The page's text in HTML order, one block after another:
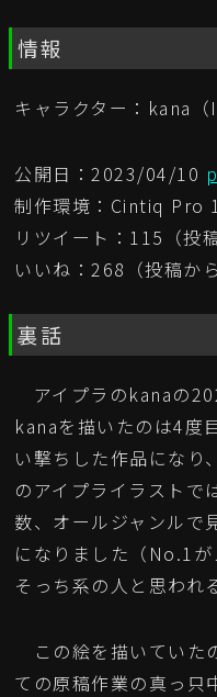
情報
キャラクター：kana（
公開日：2023/04/10
制作環境：Cintiq Pro
リツイート：115（投
いいね：268（投稿か
裏話
アイプラのkanaの
kanaを描いたのは4度
い撃ちした作品にな
のアイプライラストで
数、オールジャンルで
になりました（No.1が
そっち系の人と思われ
この絵を描いていた
ての原稿作業の真っ只